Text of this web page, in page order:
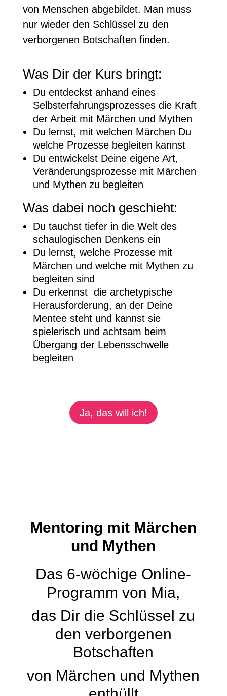
von Menschen abgebildet. Man muss
nur wieder den Schlüssel zu den
verborgenen Botschaften finden.
Was Dir der Kurs bringt:
Du entdeckst anhand eines
Selbsterfahrungsprozesses die Kraft
der Arbeit mit Märchen und Mythen
Du lernst, mit welchen Märchen Du
welche Prozesse begleiten kannst
Du entwickelst Deine eigene Art,
Veränderungsprozesse mit Märchen
und Mythen zu begleiten
Was dabei noch geschieht:
Du tauchst tiefer in die Welt des
schaulogischen Denkens ein
Du lernst, welche Prozesse mit
Märchen und welche mit Mythen zu
begleiten sind
Du erkennst die archetypische
Herausforderung, an der Deine
Mentee steht und kannst sie
spielerisch und achtsam beim
Übergang der Lebensschwelle
begleiten
Ja, das will ich!
Mentoring mit Märchen
und Mythen
Das 6-wöchige Online-
Programm von Mia,
das Dir die Schlüssel zu
den verborgenen
Botschaften
von Märchen und Mythen